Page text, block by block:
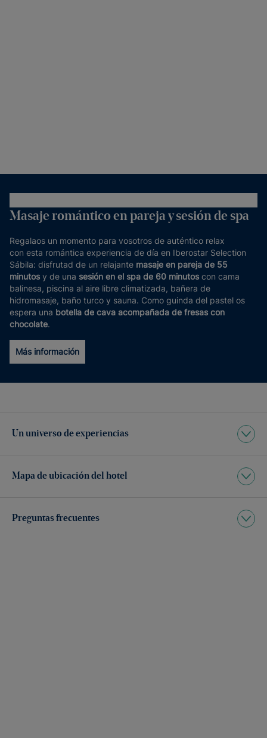
Masaje romántico en pareja y sesión de spa
Regalaos un momento para vosotros de auténtico relax
con esta romántica experiencia de día en Iberostar Selection
Sábila: disfrutad de un relajante masaje en pareja de 55
minutos y de una sesión en el spa de 60 minutos con cama
balinesa, piscina al aire libre climatizada, bañera de
hidromasaje, baño turco y sauna. Como guinda del pastel os
espera una botella de cava acompañada de fresas con
chocolate.
Más información
Un universo de experiencias
Mapa de ubicación del hotel
Preguntas frecuentes